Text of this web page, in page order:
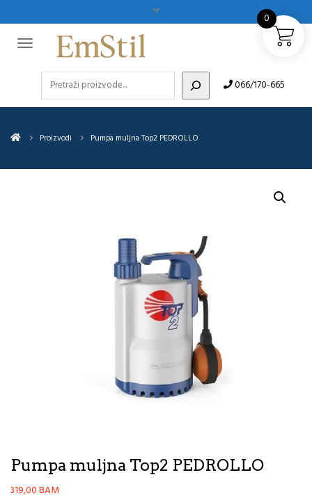
066/170-665
Proizvodi Pumpa muljna Top2 PEDROLLO
Pumpa muljna Top2 PEDROLLO
319,00BAM
0